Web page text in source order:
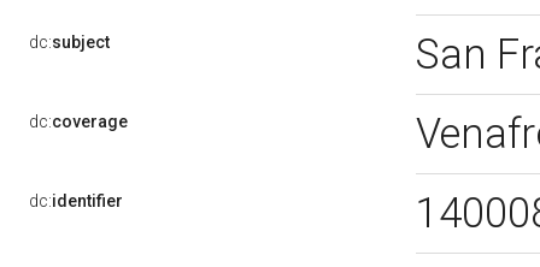
dc:subject San
dc:coverage
dc:identifier